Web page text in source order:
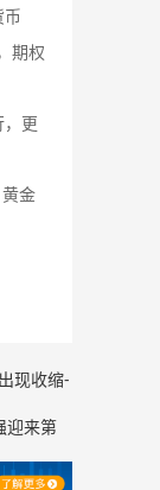
币
期权
更
金
现收缩-
迎来第